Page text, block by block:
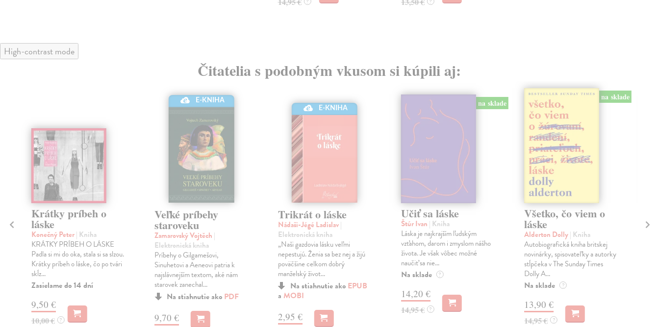
High-contrast mode
Čitatelia s podobným vkusom si kúpili aj:
Krátky príbeh o
láske
Konečný Peter| Kniha
KRÁTKY PRÍBEH O LÁSKE
Padla si mi do oka, stala si sa slzou.
Krátky príbeh o láske, čo po tvári
skĺz...
Zasielame do 14 dní
9,50 €
10,00 € ?
E-KNIHA
Veľké príbehy
staroveku
Zamarovský Vojtěch |
Elektronická kniha
Príbehy o Gilgamešovi,
Sinuhetovi a Aeneovi patria k
najslávnejším textom, aké nám
starovek zanechal...
Na stiahnutie ako PDF
9,70 €
E-KNIHA
Trikrát o láske
Nádaši-Jégé Ladislav|
Elektronická kniha
„Naši gazdovia lásku veľmi
nepestujú. Ženia sa bez nej a žijú
poväčšine celkom dobrý
manželský život...
Na stiahnutie ako EPUB
a MOBI
2,95 €
na sklade
Učiť sa láske
Štúr Ivan | Kniha
Láska je najkrajším ľudským
vzťahom, darom i zmyslom nášho
života. Je však vôbec možné
naučiť sa nie...
Na sklade ?
14,20 €
14,95 € ?
na sklade
Všetko, čo viem o
láske
Alderton Dolly| Kniha
Autobiografická kniha britskej
novinárky, spisovateľky a autorky
stĺpčeka v The Sunday Times
Dolly A...
Na sklade ?
13,90 €
14,95 € ?